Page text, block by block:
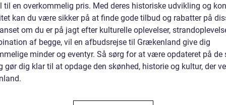
til en overkommelig pris. Med deres historiske udvikling og
kan du være sikker på at finde gode tilbud og rabatter på
om du er på jagt efter kulturelle oplevelser,
af begge, vil en afbudsrejse til Grækenland give dig
minder og eventyr. Så sørg for at være opdateret på de
gør dig klar til at opdage den skønhed, historie og kultur, der